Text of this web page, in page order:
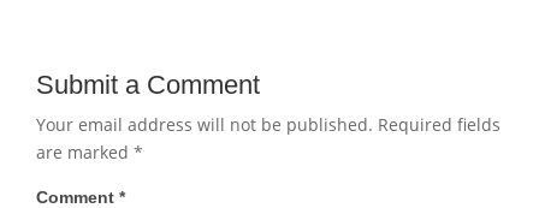
Submit a Comment
Your email address will not be published. Required fields
are marked *
Comment *